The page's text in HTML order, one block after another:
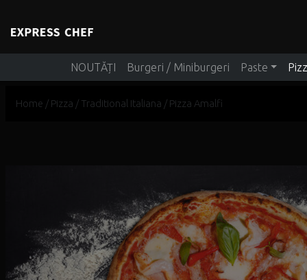
Main Navigation
NOUTĂȚI Burgeri / Miniburgeri Paste
Home / Pizza / Traditional Italiana / Pizza Amalfi